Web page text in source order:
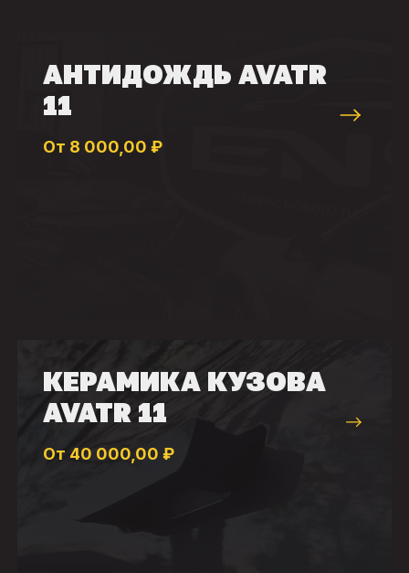
АНТИДОЖДЬ AVATR
11
От 8 000,00 ₽
КЕРАМИКА КУЗОВА
AVATR 11
От 40 000,00 ₽